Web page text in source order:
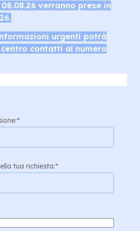
verranno prese in
urgenti potrà
contatti al numero
*
tua richiesta:*